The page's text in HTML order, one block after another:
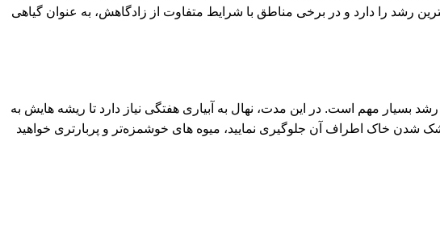
رشد را دارد و در برخی مناطق با شرایط متفاوت از زادگاهش، به عنوان گیاهی
بسیار مهم است. در این مدت، نهال به آبیاری هفتگی نیاز دارد تا ریشه‌ هایش به
شدن خاک اطراف آن جلوگیری نمایید، میوه ‌های خوشمزه‌تر و پربارتری خواهید